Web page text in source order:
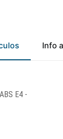
Info
E4 -